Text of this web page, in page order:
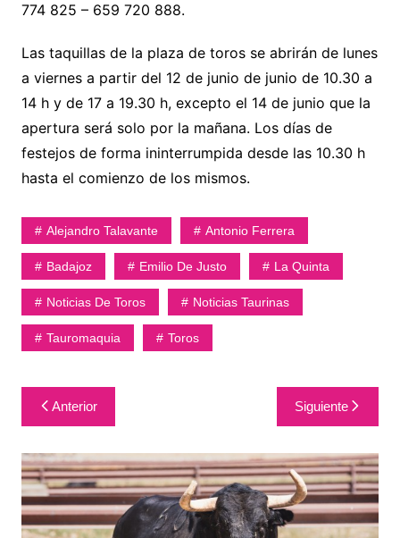
774 825 – 659 720 888.
Las taquillas de la plaza de toros se abrirán de lunes
a viernes a partir del 12 de junio de junio de 10.30 a
14 h y de 17 a 19.30 h, excepto el 14 de junio que la
apertura será solo por la mañana. Los días de
festejos de forma ininterrumpida desde las 10.30 h
hasta el comienzo de los mismos.
Alejandro Talavante Antonio Ferrera
Badajoz Emilio De Justo La Quinta
Noticias De Toros Noticias Taurinas
Tauromaquia Toros
Navegación
de
entradas
Anterior Siguiente